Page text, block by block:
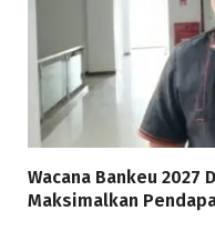
Wacana Bankeu 2027
Maksimalkan